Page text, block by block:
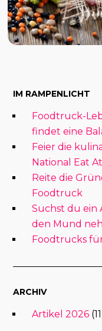
IM RAMPENLICHT
Foodtruck-
findet eine
Feier die
National Eat
Reite die
Foodtruck
Suchst du ein
den Mund
Foodtrucks
ARCHIV
Artikel 2026